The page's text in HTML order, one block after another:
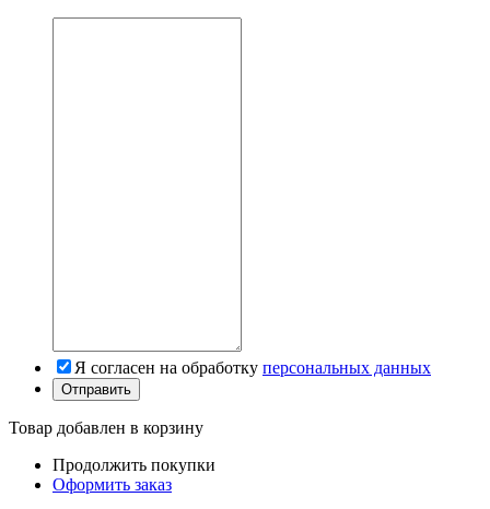
Я согласен на обработку персональных данных
Товар добавлен в корзину
Продолжить покупки
Оформить заказ